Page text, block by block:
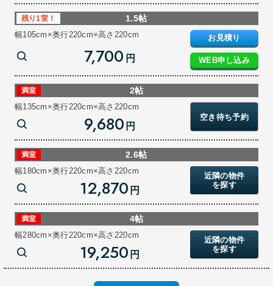
1.5帖
幅105cm×奥行220cm×高さ220cm
7,700 円
残り1室！
お見積り
WEB申し込み
2帖
幅135cm×奥行220cm×高さ220cm
満室
9,680 円
空き待ち予約
2.6帖
幅180cm×奥行220cm×高さ220cm
満室
12,870 円
近隣の物件
を探す
4帖
幅280cm×奥行220cm×高さ220cm
満室
19,250 円
近隣の物件
を探す